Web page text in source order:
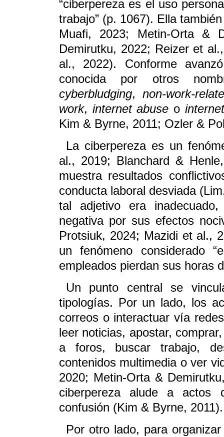
“ciberpereza es el uso
trabajo” (p. 1067). Ella
Muafi, 2023; Metin-Orta &
Demirutku, 2022; Reizer et
al., 2022). Conforme
conocida por otros
cyberbludging, non-work-
work, internet abuse o
Kim & Byrne, 2011; Ozler &
La ciberpereza es un
al., 2019; Blanchard &
muestra resultados
conducta laboral desviada
tal adjetivo era
negativa por sus efectos
Protsiuk, 2024; Mazidi et al.,
un fenómeno considerado
empleados pierdan sus horas
Un punto central se
tipologías. Por un lado, los
correos o interactuar vía
leer noticias, apostar,
a foros, buscar trabajo,
contenidos multimedia o ver
2020; Metin-Orta &
ciberpereza alude a actos
confusión (Kim & Byrne, 2011).
Por otro lado, para